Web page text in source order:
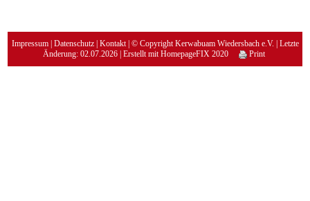
Impressum| Datenschutz| Kontakt| © Copyright Kerwabuam Wiedersbach e.V. | Letzte
Änderung: 02.07.2026 | Erstellt mitHomepageFIX 2020 Print